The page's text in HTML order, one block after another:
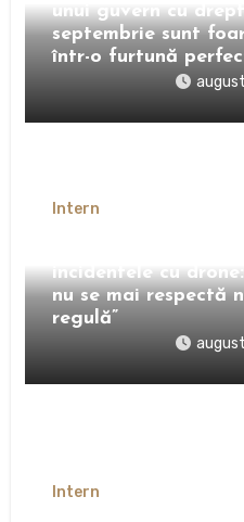
unui guvern cu
septembrie sunt
într-o furtună
Intern
incidentele cu
nu se mai respectă
regulă”
Intern